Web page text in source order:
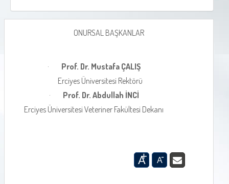
ONURSAL BAŞKANLAR
·
Prof. Dr. Mustafa ÇALIŞ
Erciyes Üniversitesi Rektörü
·
Prof. Dr. Abdullah İNCİ
Erciyes Üniversitesi Veteriner Fakültesi Dekanı
A
+ A-